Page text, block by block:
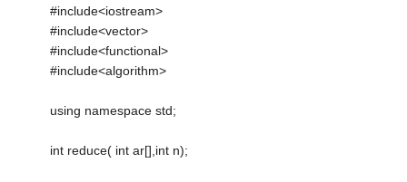
#include<iostream>
#include<vector>
#include<functional>
#include<algorithm>
using namespace std;
int reduce( int ar[],int n);